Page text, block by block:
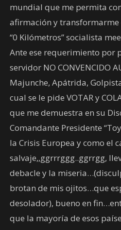
mundial que me permita
afirmación y transformarme
“0 Kilómetros” socialista
Ante ese requerimiento por
servidor NO CONVENCIDO
Majunche, Apátrida,
cual se le pide VOTAR y
que me demuestra en su
Comandante Presidente
la Crisis Europea y como el
salvaje,,ggrrrggg..ggrrgg,
debacle y la
brotan de mis ojitos…que
desolador), bueno en
que la mayoría de esos